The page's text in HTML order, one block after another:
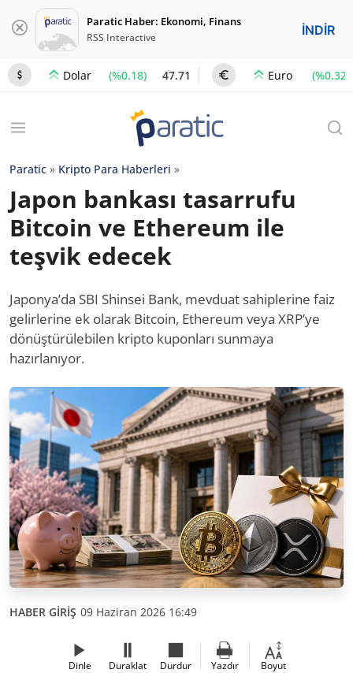
Paratic Haber: Ekonomi, Finans
RSS Interactive İNDİR
Dolar (%0.18) 47.71 Euro (%0.32)
Paratic » Kripto Para Haberleri »
Japon bankası tasarrufu
Bitcoin ve Ethereum ile
teşvik edecek
Japonya’da SBI Shinsei Bank, mevduat sahiplerine faiz
gelirlerine ek olarak Bitcoin, Ethereum veya XRP’ye
dönüştürülebilen kripto kuponları sunmaya
hazırlanıyor.
HABER GİRİŞ 09 Haziran 2026 16:49
Dinle Duraklat Durdur Yazdır Boyut